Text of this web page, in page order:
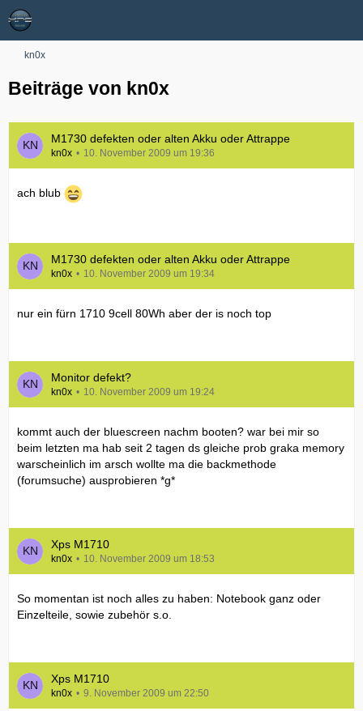
kn0x
Beiträge von kn0x
M1730 defekten oder alten Akku oder Attrappe
kn0x 10. November 2009 um 19:36
ach blub
M1730 defekten oder alten Akku oder Attrappe
kn0x 10. November 2009 um 19:34
nur ein fürn 1710 9cell 80Wh aber der is noch top
Monitor defekt?
kn0x 10. November 2009 um 19:24
kommt auch der bluescreen nachm booten? war bei mir so
beim letzten ma hab seit 2 tagen ds gleiche prob graka memory
warscheinlich im arsch wollte ma die backmethode
(forumsuche) ausprobieren *g*
Xps M1710
kn0x 10. November 2009 um 18:53
So momentan ist noch alles zu haben: Notebook ganz oder
Einzelteile, sowie zubehör s.o.
Xps M1710
kn0x 9. November 2009 um 22:50